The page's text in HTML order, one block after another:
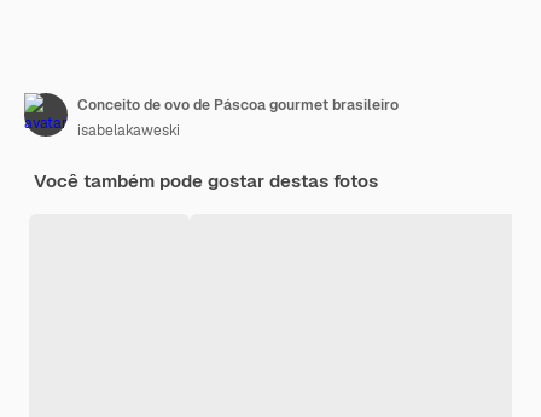
Conceito de ovo de Páscoa gourmet brasileiro
isabelakaweski
Você também pode gostar destas fotos